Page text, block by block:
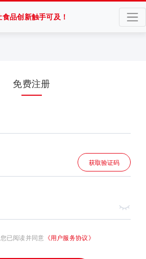
食品创新触手可及！
免费注册
获取验证码
已阅读并同意 《用户服务协议》